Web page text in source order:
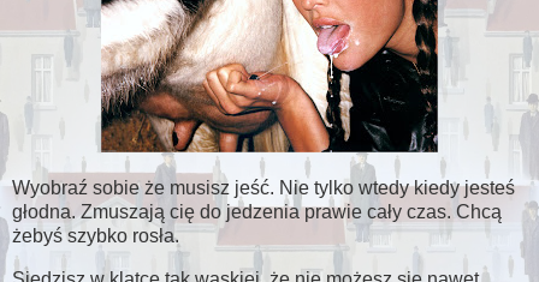
Wyobraź sobie że musisz jeść. Nie tylko wtedy kiedy jesteś
głodna. Zmuszają cię do jedzenia prawie cały czas. Chcą
żebyś szybko rosła.